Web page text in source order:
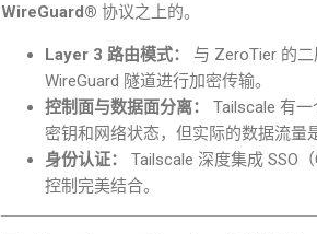
WireGuard® 协议之上的。
Layer 3 路由模式： 与 ZeroTier 的二
WireGuard 隧道进行加密传输。
控制面与数据面分离：
Tailscale 有
密钥和网络状态，但实际的数据流量
身份认证：
Tailscale 深度集成 SSO （
控制完美结合。